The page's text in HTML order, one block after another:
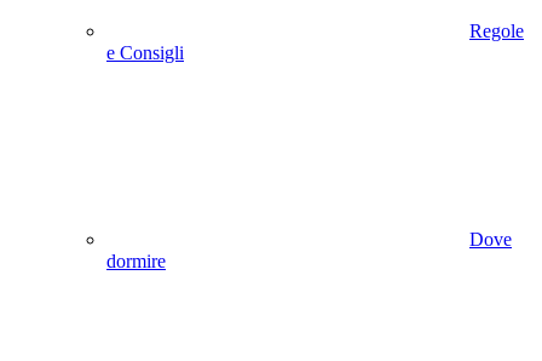
Regole
e Consigli
Dove
dormire